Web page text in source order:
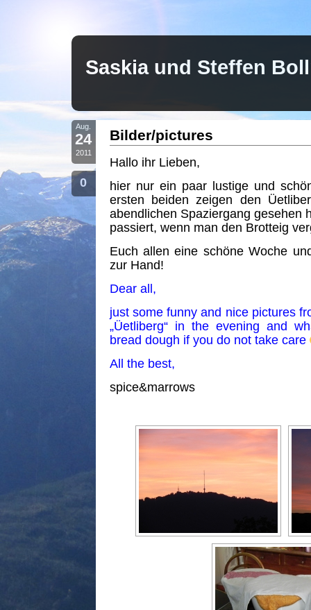
Saskia und Steffen
Aug.
24
2011
0
Bilder/pictures
Hallo ihr Lieben,
hier nur ein paar lustige und
ersten beiden zeigen den
abendlichen Spaziergang gesehen
passiert, wenn man den Brotteig
Euch allen eine schöne Woche
zur Hand!
Dear all,
just some funny and nice pictures
„Üetliberg“ in the evening and
bread dough if you do not take care
All the best,
spice&marrows